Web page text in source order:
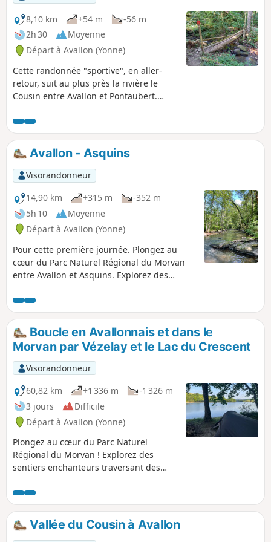
8,10 km
+54 m
-56 m
2h 30
Moyenne
Départ à Avallon (Yonne)
Cette randonnée "sportive", en aller-
retour, suit au plus près la rivière le
Cousin entre Avallon et Pontaubert.
parcours, informent sur les
aménagements effectués pour
réhabiliter et maintenir l'habitat
nécessaire à la reproduction des
poissons.
Avallon - Asquins
Visorandonneur
14,90 km
+315 m
-352 m
5h 10
Moyenne
Départ à Avallon (Yonne)
Pour cette première journée. Plongez au
cœur du Parc Naturel Régional du Morvan
entre Avallon et Asquins. Explorez des
mystiques, des collines verdoyantes et des
rivières cristallines. Vous devez suivre la
vallée du Cousin jusqu'au Pontaubert et
ensuite traverser champs et forêts pour
arriver à Asquins, petit village surplombé
par la cité médiévale de Vézelay.
Boucle en Avallonnais et dans le
Morvan par Vézelay et le Lac du Crescent
Visorandonneur
60,82 km
+1 336 m
-1 326 m
3 jours
Difficile
Départ à Avallon (Yonne)
Plongez au cœur du Parc Naturel
Régional du Morvan ! Explorez des
sentiers enchanteurs traversant des
verdoyantes et des rivières cristallines.
Laissez-vous imprégner par la
tranquillité et la beauté préservée de
ces lieux. Émerveillez-vous devant des
Vallée du Cousin à Avallon